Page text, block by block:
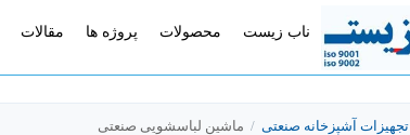
ناب زیست محصولات پروژه ها مقالات
تجهیزات آشپزخانه صنعتی / ماشین لباسشویی صنعتی